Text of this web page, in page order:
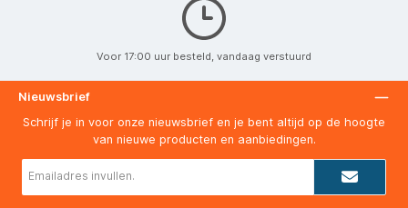
Voor 17:00 uur besteld, vandaag verstuurd
Nieuwsbrief
Schrijf je in voor onze nieuwsbrief en je bent altijd op de hoogte
van nieuwe producten en aanbiedingen.